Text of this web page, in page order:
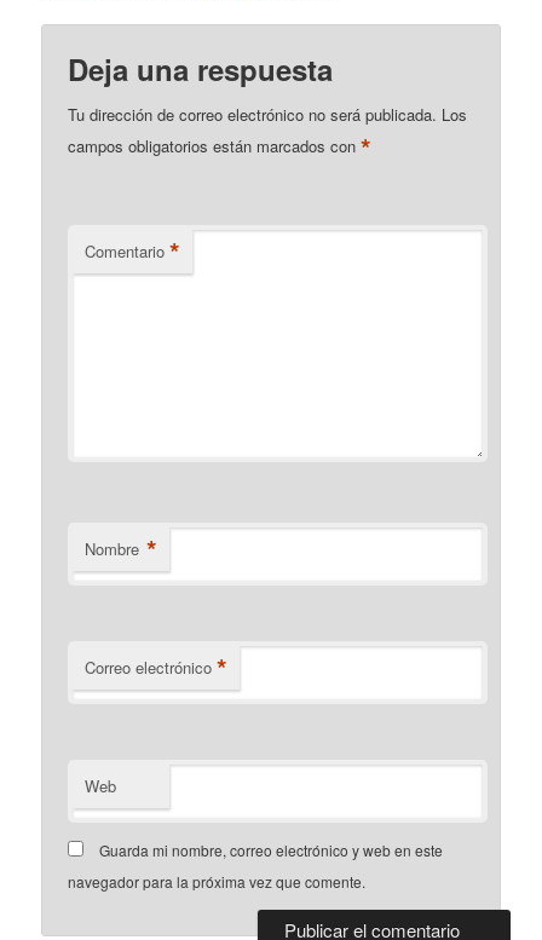
Deja una respuesta
Tu dirección de correo electrónico no será publicada. Los
campos obligatorios están marcados con*
Comentario *
Nombre *
Correo electrónico *
Web
Guarda mi nombre, correo electrónico y web en este
navegador para la próxima vez que comente.